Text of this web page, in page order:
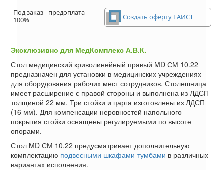
Под заказ - предоплата
100%
Создать оферту ЕАИСТ
Эксклюзивно для МедКомплекс А.В.К.
Стол медицинский криволинейный правый MD СМ 10.22
предназначен для установки в медицинских учреждениях
для оборудования рабочих мест сотрудников. Столешница
имеет расширение с правой стороны и выполнена из ЛДСП
толщиной 22 мм. Три стойки и царга изготовлены из ЛДСП
(16 мм). Для компенсации неровностей напольного
покрытия стойки оснащены регулируемыми по высоте
опорами.
Стол MD СМ 10.22 предусматривает дополнительную
комплектацию подвесными шкафами-тумбами в различных
вариантах исполнения.